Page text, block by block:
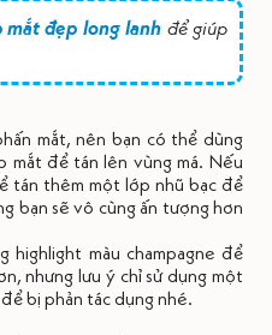
mắt đẹp long lanh để giúp
mắt, nên bạn có thể dùng
mắt để tán lên vùng má. Nếu
tán thêm một lớp nhũ bạc để
bạn sẽ vô cùng ấn tượng hơn
highlight màu champagne để
nhưng lưu ý chỉ sử dụng một
bị phản tác dụng nhé.